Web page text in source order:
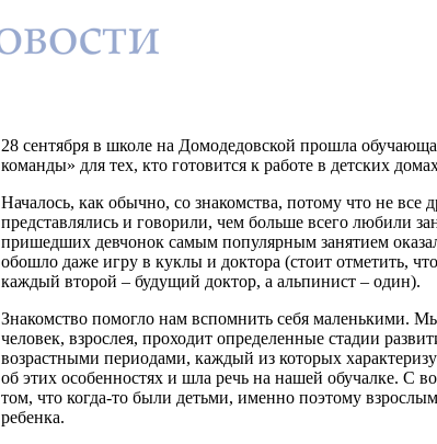
28 сентября в школе на Домодедовской прошла
команды» для тех, кто готовится к работе в детских
Началось, как обычно, со знакомства, потому что не все
представлялись и говорили, чем больше всего любили
пришедших девчонок самым популярным занятием
обошло даже игру в куклы и доктора (стоит отметить,
каждый второй – будущий доктор, а альпинист – один).
Знакомство помогло нам вспомнить себя маленькими.
человек, взрослея, проходит определенные стадии
возрастными периодами, каждый из которых
об этих особенностях и шла речь на нашей обучалке. С
том, что когда-то были детьми, именно поэтому
ребенка.